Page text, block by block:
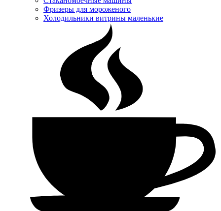
Фризеры для мороженого
Холодильники витрины маленькие